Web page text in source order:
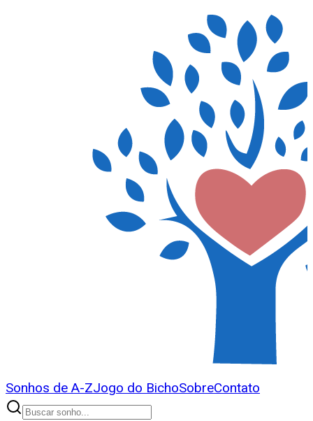
Sonhos de A-ZJogo do BichoSobreContato